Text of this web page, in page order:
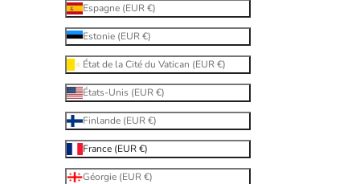
Espagne (EUR €)
Estonie (EUR €)
État de la Cité du Vatican (EUR €)
États-Unis (EUR €)
Finlande (EUR €)
France (EUR €)
Géorgie (EUR €)